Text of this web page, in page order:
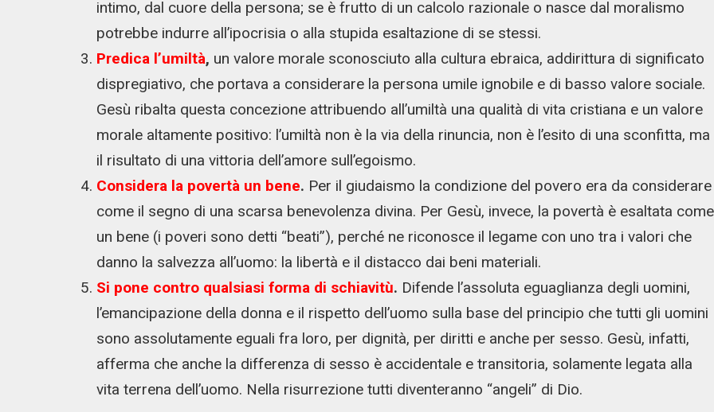
intimo, dal cuore della persona; se è frutto di un calcolo razionale o nasce dal moralismo
potrebbe indurre all’ipocrisia o alla stupida esaltazione di se stessi.
Predica l’umiltà, un valore morale sconosciuto alla cultura ebraica, addirittura di significato
dispregiativo, che portava a considerare la persona umile ignobile e di basso valore sociale.
Gesù ribalta questa concezione attribuendo all’umiltà una qualità di vita cristiana e un valore
morale altamente positivo: l’umiltà non è la via della rinuncia, non è l’esito di una sconfitta, ma
il risultato di una vittoria dell’amore sull’egoismo.
Considera la povertà un bene. Per il giudaismo la condizione del povero era da considerare
come il segno di una scarsa benevolenza divina. Per Gesù, invece, la povertà è esaltata come
un bene (i poveri sono detti “beati”), perché ne riconosce il legame con uno tra i valori che
danno la salvezza all’uomo: la libertà e il distacco dai beni materiali.
Si pone contro qualsiasi forma di schiavitù. Difende l’assoluta eguaglianza degli uomini,
l’emancipazione della donna e il rispetto dell’uomo sulla base del principio che tutti gli uomini
sono assolutamente eguali fra loro, per dignità, per diritti e anche per sesso. Gesù, infatti,
afferma che anche la differenza di sesso è accidentale e transitoria, solamente legata alla
vita terrena dell’uomo. Nella risurrezione tutti diventeranno “angeli” di Dio.